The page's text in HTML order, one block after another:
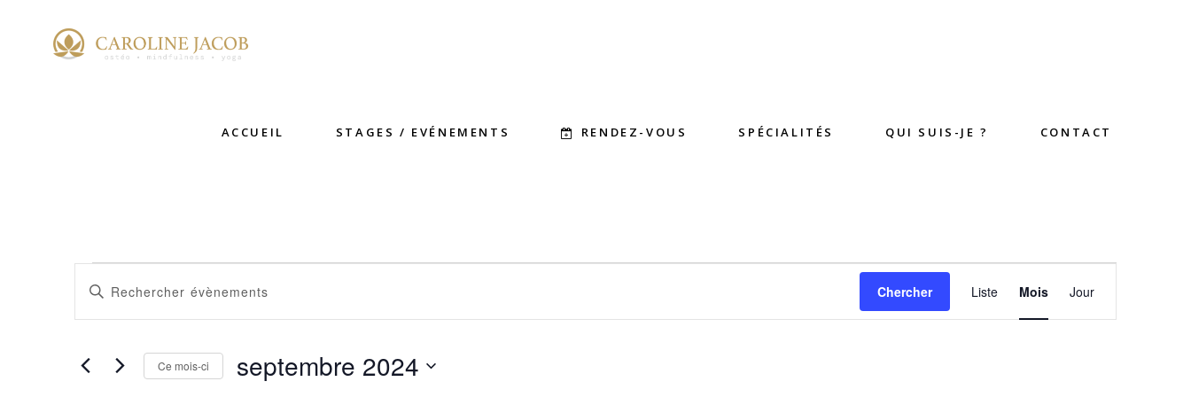
ACCUEIL STAGES / EVÉNEMENTS RENDEZ-VOUS SPÉCIALITÉS QUI SUIS-JE ? CONTACT
ÉVÈNEMENTS
RECHERCHE
ET
NAVIGATION
Saisir
Rechercher
Chercher
de
Liste Mois Jour
Ce mois-ci septembre 2024